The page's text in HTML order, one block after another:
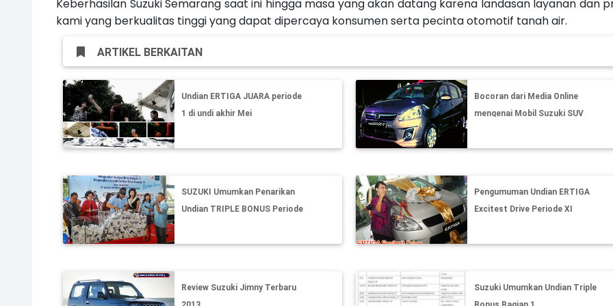
Keberhasilan Suzuki Semarang saat ini hingga masa yang akan datang karena landasan layanan dan
kami yang berkualitas tinggi yang dapat dipercaya konsumen serta pecinta otomotif tanah air.
ARTIKEL BERKAITAN
Undian ERTIGA JUARA periode
1 di undi akhir Mei
Bocoran dari Media Online
mengenai Mobil Suzuki SUV
SUZUKI Umumkan Penarikan
Undian TRIPLE BONUS Periode
Pengumuman Undian ERTIGA
Excitest Drive Periode XI
Review Suzuki Jimny Terbaru
Suzuki Umumkan Undian Triple